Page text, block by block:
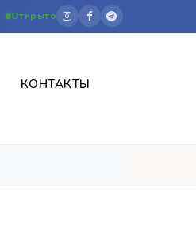
Открыто
КОНТАКТЫ